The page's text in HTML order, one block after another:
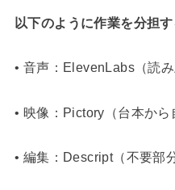
以下のように作業を分担す
• 音声：ElevenLabs（読み
• 映像：Pictory（台本から
• 編集：Descript（不要部